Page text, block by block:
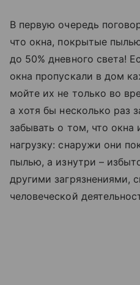
В первую очередь
что окна, покрытые
до 50% дневного света!
окна пропускали в дом
мойте их не только во
а хотя бы несколько раз
забывать о том, что
нагрузку: снаружи они
пылью, а изнутри –
другими загрязнениями,
человеческой